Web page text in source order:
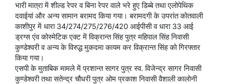
भारी मात्रा में शील्ड रेपर व बिना रेपर वाले भरे हुए डिब्बे तथा एलोपेथिक
दवाईयां और अन्य सामान बरामद किया गया। बरामदगी के उपरांत कोतवाली
काशीपुर में धारा 34/274/275/276/420 आईपीसी व धारा 33 आई
ड्रग्स एंव कोस्मेटिक एक्ट में विक्रान्त सिंह पुत्र महिपाल सिंह निवासी
कुण्डेश्वरी व अन्य के विरुद्ध मुकदमा कायम कर विक्रान्त सिंह को गिरफ्तार
किया गया।
एसपी के मुताबिक मामले में प्रशान्त सागर पुत्र स्व. विजेन्द्र सागर निवासी
कुण्डेश्वरी तथा सतेन्द्र चौधरी पुत्र ओम प्रकाश निवासी वैशाली कालोनी